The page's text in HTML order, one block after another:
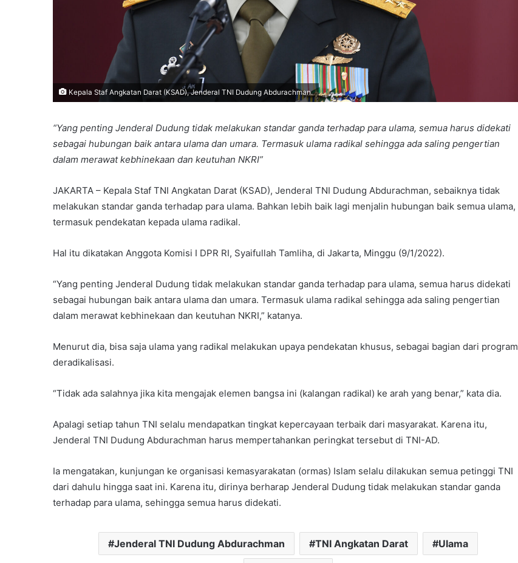
Kepala Staf Angkatan Darat (KSAD), Jenderal TNI Dudung Abdurachman.
“Yang penting Jenderal Dudung tidak melakukan standar ganda terhadap para ulama, semua harus didekati
sebagai hubungan baik antara ulama dan umara. Termasuk ulama radikal sehingga ada saling pengertian
dalam merawat kebhinekaan dan keutuhan NKRI”
JAKARTA – Kepala Staf TNI Angkatan Darat (KSAD), Jenderal TNI Dudung Abdurachman, sebaiknya tidak
melakukan standar ganda terhadap para ulama. Bahkan lebih baik lagi menjalin hubungan baik semua ulama,
termasuk pendekatan kepada ulama radikal.
Hal itu dikatakan Anggota Komisi I DPR RI, Syaifullah Tamliha, di Jakarta, Minggu (9/1/2022).
“Yang penting Jenderal Dudung tidak melakukan standar ganda terhadap para ulama, semua harus didekati
sebagai hubungan baik antara ulama dan umara. Termasuk ulama radikal sehingga ada saling pengertian
dalam merawat kebhinekaan dan keutuhan NKRI,” katanya.
Menurut dia, bisa saja ulama yang radikal melakukan upaya pendekatan khusus, sebagai bagian dari program
deradikalisasi.
“Tidak ada salahnya jika kita mengajak elemen bangsa ini (kalangan radikal) ke arah yang benar,” kata dia.
Apalagi setiap tahun TNI selalu mendapatkan tingkat kepercayaan terbaik dari masyarakat. Karena itu,
Jenderal TNI Dudung Abdurachman harus mempertahankan peringkat tersebut di TNI-AD.
Ia mengatakan, kunjungan ke organisasi kemasyarakatan (ormas) Islam selalu dilakukan semua petinggi TNI
dari dahulu hingga saat ini. Karena itu, dirinya berharap Jenderal Dudung tidak melakukan standar ganda
terhadap para ulama, sehingga semua harus didekati.
Jenderal TNI Dudung Abdurachman TNI Angkatan Darat Ulama